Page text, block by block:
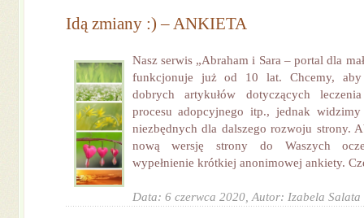
Idą zmiany :) – ANKIETA
Nasz serwis „Abraham i Sara – portal dla
funkcjonuje już od 10 lat. Chcemy, aby
dobrych artykułów dotyczących
procesu adopcyjnego itp., jednak
niezbędnych dla dalszego rozwoju strony.
nową wersję strony do Waszych
wypełnienie krótkiej anonimowej ankiety.
Data: 6 czerwca 2020, Autor: Izabela Salata